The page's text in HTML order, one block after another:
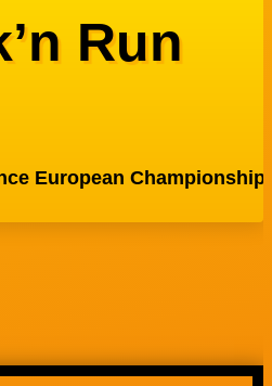
Run
European